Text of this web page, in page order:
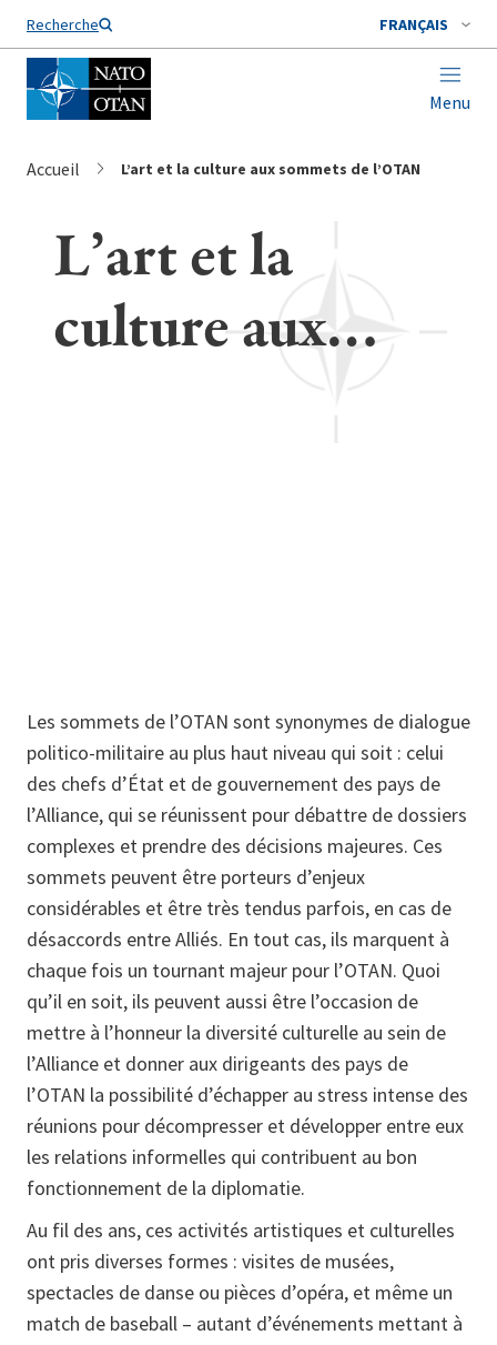
Recherche FRANÇAIS
Menu
Nom de famille*
Accueil L’art et la culture aux sommets de l’OTAN
L’art et la
culture aux
Les sommets de l’OTAN sont synonymes de dialogue
politico-militaire au plus haut niveau qui soit : celui
des chefs d’État et de gouvernement des pays de
l’Alliance, qui se réunissent pour débattre de dossiers
complexes et prendre des décisions majeures. Ces
sommets peuvent être porteurs d’enjeux
considérables et être très tendus parfois, en cas de
désaccords entre Alliés. En tout cas, ils marquent à
chaque fois un tournant majeur pour l’OTAN. Quoi
qu’il en soit, ils peuvent aussi être l’occasion de
mettre à l’honneur la diversité culturelle au sein de
l’Alliance et donner aux dirigeants des pays de
l’OTAN la possibilité d’échapper au stress intense des
réunions pour décompresser et développer entre eux
les relations informelles qui contribuent au bon
fonctionnement de la diplomatie.
Au fil des ans, ces activités artistiques et culturelles
ont pris diverses formes : visites de musées,
spectacles de danse ou pièces d’opéra, et même un
match de baseball – autant d’événements mettant à